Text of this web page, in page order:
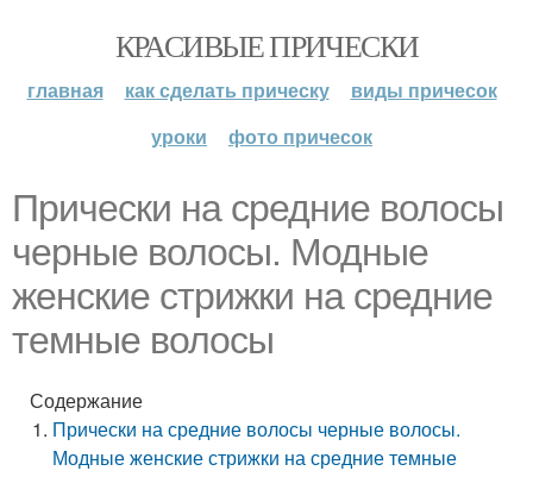
КРАСИВЫЕ ПРИЧЕСКИ
главная как сделать прическу
виды причесок
уроки
фото причесок
Прически на средние волосы
черные волосы. Модные
женские стрижки на средние
темные волосы
Содержание
Прически на средние волосы черные волосы.
Модные женские стрижки на средние темные